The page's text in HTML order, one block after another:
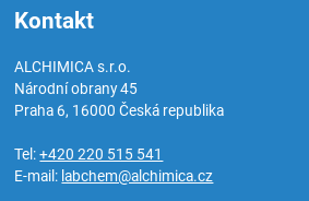
Kontakt
ALCHIMICA s.r.o.
Národní obrany 45
Praha 6, 16000Česká republika
Tel:+420 220 515 541
E-mail: labchem@alchimica.cz